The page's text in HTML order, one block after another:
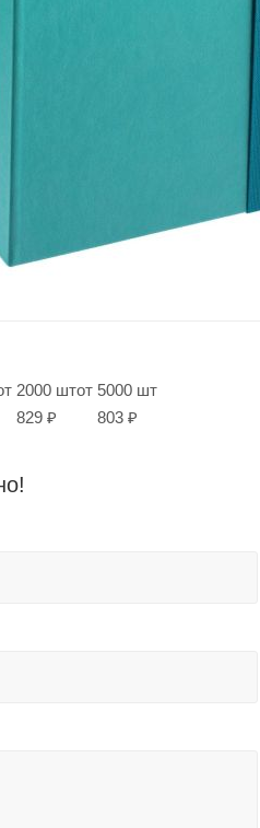
2000 шт
829 ₽
от 5000 шт
803 ₽